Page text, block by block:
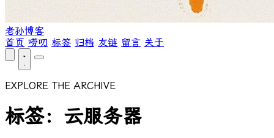
老孙博客
首页 唠叨 标签 归档 友链 留言 关于
EXPLORE THE ARCHIVE
标签：云服务器